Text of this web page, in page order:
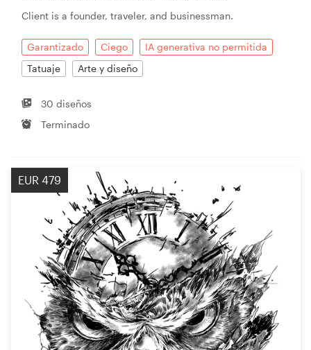
Client is a founder, traveler, and businessman.
Garantizado Ciego
IA generativa no permitida
Tatuaje
Arte y diseño
30 diseños
Terminado
EUR 479